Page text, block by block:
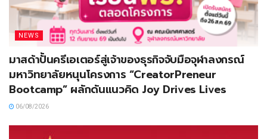
NEWS
มาสด้าปั้นครีเอเตอร์สู่เจ้าของธุรกิจจับมือจุฬาลงกรณ์
มหาวิทยาลัยหนุนโครงการ “CreatorPreneur
Bootcamp” ผลักดันแนวคิด Joy Drives Lives
06/08/2026